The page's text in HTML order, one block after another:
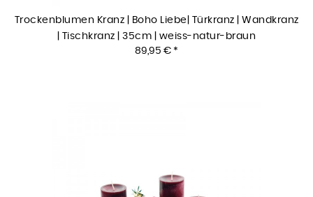
Trockenblumen Kranz | Boho Liebe| Türkranz | Wandkranz
| Tischkranz | 35cm | weiss-natur-braun
89,95 € *